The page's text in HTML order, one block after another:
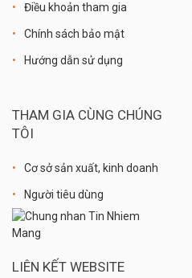
Điều khoản tham gia
Chính sách bảo mật
Hướng dẫn sử dụng
THAM GIA CÙNG CHÚNG
TÔI
Cơ sở sản xuất, kinh doanh
Người tiêu dùng
LIÊN KẾT WEBSITE